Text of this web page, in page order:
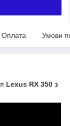
Оплата Умови
Lexus RX 350 з